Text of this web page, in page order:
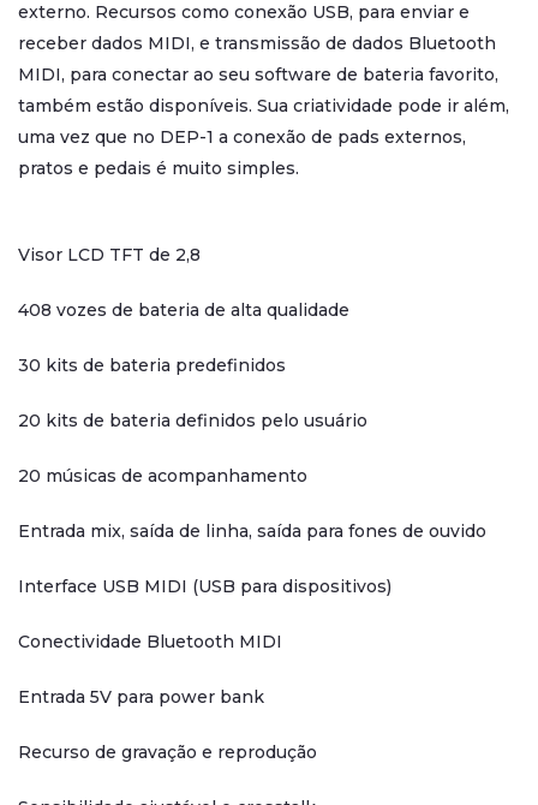
externo. Recursos como conexão USB, para enviar e
receber dados MIDI, e transmissão de dados Bluetooth
MIDI, para conectar ao seu software de bateria favorito,
também estão disponíveis. Sua criatividade pode ir além,
uma vez que no DEP-1 a conexão de pads externos,
pratos e pedais é muito simples.
Visor LCD TFT de 2,8
408 vozes de bateria de alta qualidade
30 kits de bateria predefinidos
20 kits de bateria definidos pelo usuário
20 músicas de acompanhamento
Entrada mix, saída de linha, saída para fones de ouvido
Interface USB MIDI (USB para dispositivos)
Conectividade Bluetooth MIDI
Entrada 5V para power bank
Recurso de gravação e reprodução